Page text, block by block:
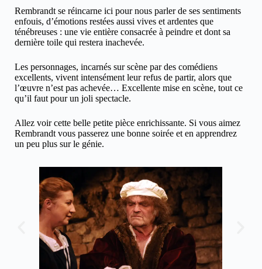
Rembrandt se réincarne ici pour nous parler de ses sentiments
enfouis, d’émotions restées aussi vives et ardentes que
ténébreuses : une vie entière consacrée à peindre et dont sa
dernière toile qui restera inachevée.
Les personnages, incarnés sur scène par des comédiens
excellents, vivent intensément leur refus de partir, alors que
l’œuvre n’est pas achevée… Excellente mise en scène, tout ce
qu’il faut pour un joli spectacle.
Allez voir cette belle petite pièce enrichissante. Si vous aimez
Rembrandt vous passerez une bonne soirée et en apprendrez
un peu plus sur le génie.